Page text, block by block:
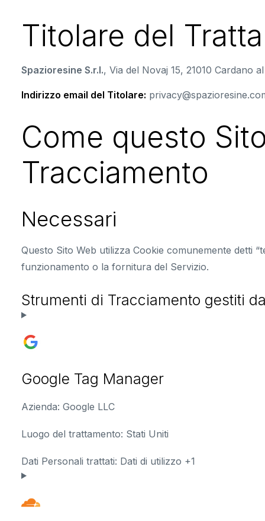
Titolare del
Spazioresine S.r.l., Via del Novaj 15, 21010 Cardano
Indirizzo email del Titolare:
Come questo
Tracciamento
Necessari
Questo Sito Web utilizza Cookie comunemente detti
funzionamento o la fornitura del Servizio.
Strumenti di Tracciamento gestiti
Google Tag Manager
Azienda: Google LLC
Luogo del trattamento: Stati Uniti
Dati Personali trattati: Dati di utilizzo +1